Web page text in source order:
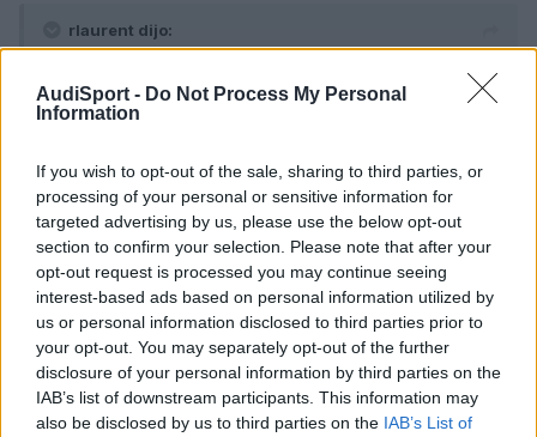
AudiSport - Do Not Process My Personal
Information
If you wish to opt-out of the sale, sharing to third parties, or
processing of your personal or sensitive information for
targeted advertising by us, please use the below opt-out
section to confirm your selection. Please note that after your
opt-out request is processed you may continue seeing
interest-based ads based on personal information utilized by
us or personal information disclosed to third parties prior to
your opt-out. You may separately opt-out of the further
disclosure of your personal information by third parties on the
IAB’s list of downstream participants. This information may
also be disclosed by us to third parties on the IAB’s List of
rlaurent dijo:
A groso modo:
- RNS-E => Navegador con pantalla a color y navegacion
- BNS-E => Navegador con pantalla monocromo y
navegacion por CD (mapas de españa/portugal/andorra y
las carreteras mas importantes de europa). Las
indicaciones por voz y se muestran en el FIS.
El RNS-E podriamos decir que (salvando las distancias
logicamente) es una especie de tonton
Si quieres un navegador bueno, bonito y con prestaciones
(tiene lector tarjetas SD) pillate el RNS-E, si lo que quieres
es simplemente un navegador, pillate el BNS-E. Precios?